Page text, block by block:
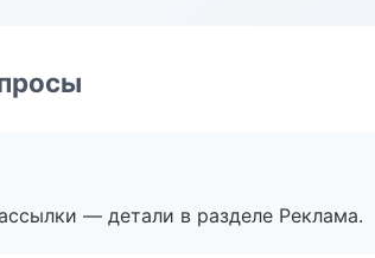
— детали в разделе Реклама.